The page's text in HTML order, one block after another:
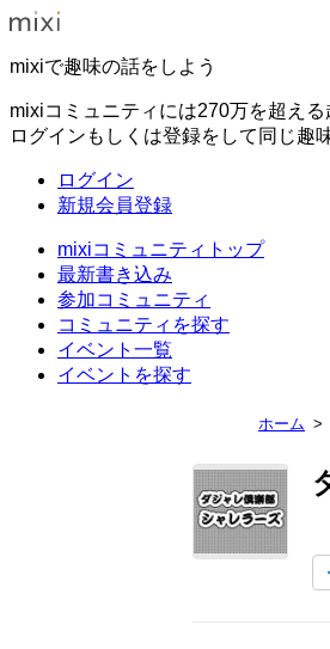
mixiで趣味の話をしよう
mixiコミュニティには270万を超え
ログインもしくは登録をして同じ趣
ログイン
新規会員登録
mixiコミュニティトップ
最新書き込み
参加コミュニティ
コミュニティを探す
イベント一覧
イベントを探す
ホーム